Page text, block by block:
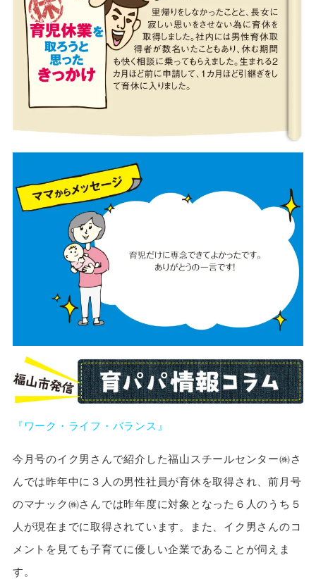
『ワーク・ライフ・バランス』
今月号のイク男さんで紹介した福山スチールセンター㈱さ
んでは昨年中に３人の男性社員が育休を取得され、前月号
のマナック㈱さんでは昨年度に対象となった６人のうち５
人が現在までに取得されています。また、イク男さんのコ
メントを見ても子育てに優しい企業であることが伺えま
す。